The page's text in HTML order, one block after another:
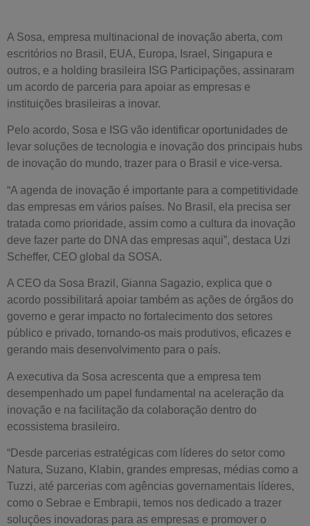
A Sosa, empresa multinacional de inovação aberta, com
escritórios no Brasil, EUA, Europa, Israel, Singapura e
outros, e a holding brasileira ISG Participações, assinaram
um acordo de parceria para apoiar as empresas e
instituições brasileiras a inovar.
Pelo acordo, Sosa e ISG vão identificar oportunidades de
levar soluções de tecnologia e inovação dos principais hubs
de inovação do mundo, trazer para o Brasil e vice-versa.
“A agenda de inovação é importante para a competitividade
das empresas em vários países. No Brasil, ela precisa ser
tratada como prioridade, assim como a cultura da inovação
deve fazer parte do DNA das empresas aqui”, destaca Uzi
Scheffer, CEO global da SOSA.
A CEO da Sosa Brazil, Gianna Sagazio, explica que o
acordo possibilitará apoiar também as ações de órgãos do
governo e gerar impacto no fortalecimento dos setores
público e privado, tornando-os mais produtivos, eficazes e
gerando mais desenvolvimento para o país.
A executiva da Sosa acrescenta que a empresa tem
desempenhado um papel fundamental na aceleração da
inovação e na facilitação da colaboração dentro do
ecossistema brasileiro.
“Desde parcerias estratégicas com líderes do setor como
Natura, Suzano, Klabin, grandes empresas, médias como a
Tuzzi, até parcerias com agências governamentais líderes,
como o Sebrae e Embrapii, temos nos dedicado a trazer
soluções inovadoras para as empresas e promover o